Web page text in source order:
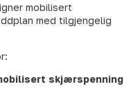
mobilisert
med tilgjengelig
skjærspenning